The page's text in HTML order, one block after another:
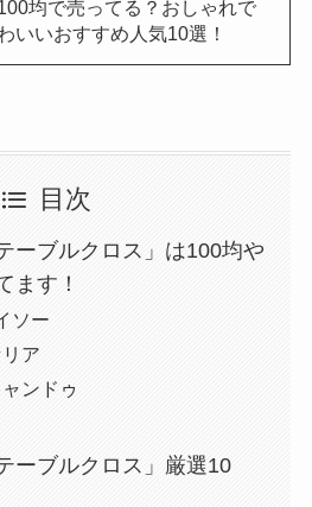
均で売ってる？おしゃれで
いいおすすめ人気10選！
目次
ーブルクロス」は100均や
ます！
ソー
ア
ンドゥ
ーブルクロス」厳選10